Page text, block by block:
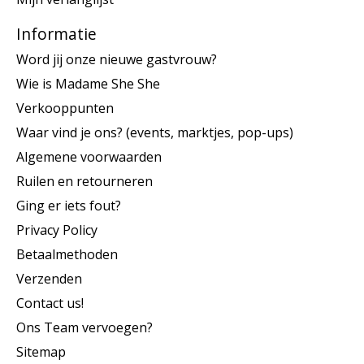
Informatie
Word jij onze nieuwe gastvrouw?
Wie is Madame She She
Verkooppunten
Waar vind je ons? (events, marktjes, pop-ups)
Algemene voorwaarden
Ruilen en retourneren
Ging er iets fout?
Privacy Policy
Betaalmethoden
Verzenden
Contact us!
Ons Team vervoegen?
Sitemap